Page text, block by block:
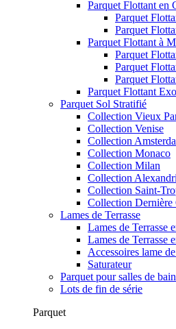
Parquet Flottant en
Parquet
Parquet
Parquet Flottant à
Parquet
Parquet
Parquet
Parquet Flottant
Parquet Sol Stratifié
Collection Vieux
Collection Venise
Collection
Collection Monaco
Collection Milan
Collection
Collection Saint-
Collection Dernière
Lames de Terrasse
Lames de Terrasse
Lames de Terrasse
Accessoires lame
Saturateur
Parquet pour salles de
Lots de fin de série
Parquet